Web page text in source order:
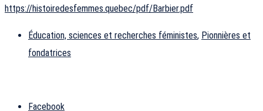
https://histoiredesfemmes.quebec/pdf/Barbier.pdf
Éducation, sciences et recherches féministes, Pionnières et
fondatrices
Facebook